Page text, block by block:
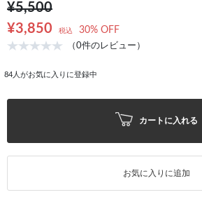
¥5,500
¥3,850
税込 30% OFF
（0件のレビュー）
84 人がお気に入りに登録中
カートに入れる
お気に入りに追加